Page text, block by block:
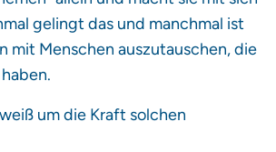
gelingt das und manchmal ist
mit Menschen auszutauschen, die
um die Kraft solchen